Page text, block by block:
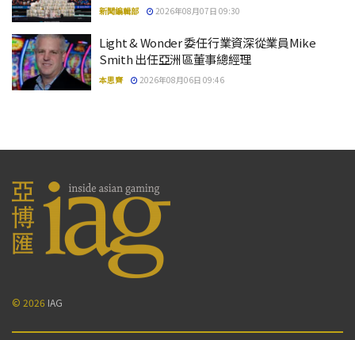
新聞編輯部 2026年08月07日 09:30
Light & Wonder 委任行業資深從業員Mike
Smith 出任亞洲區董事總經理
本思齊 2026年08月06日 09:46
© 2026 IAG